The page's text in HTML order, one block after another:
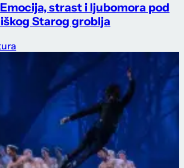
Emocija, strast i ljubomora pod
Starog groblja